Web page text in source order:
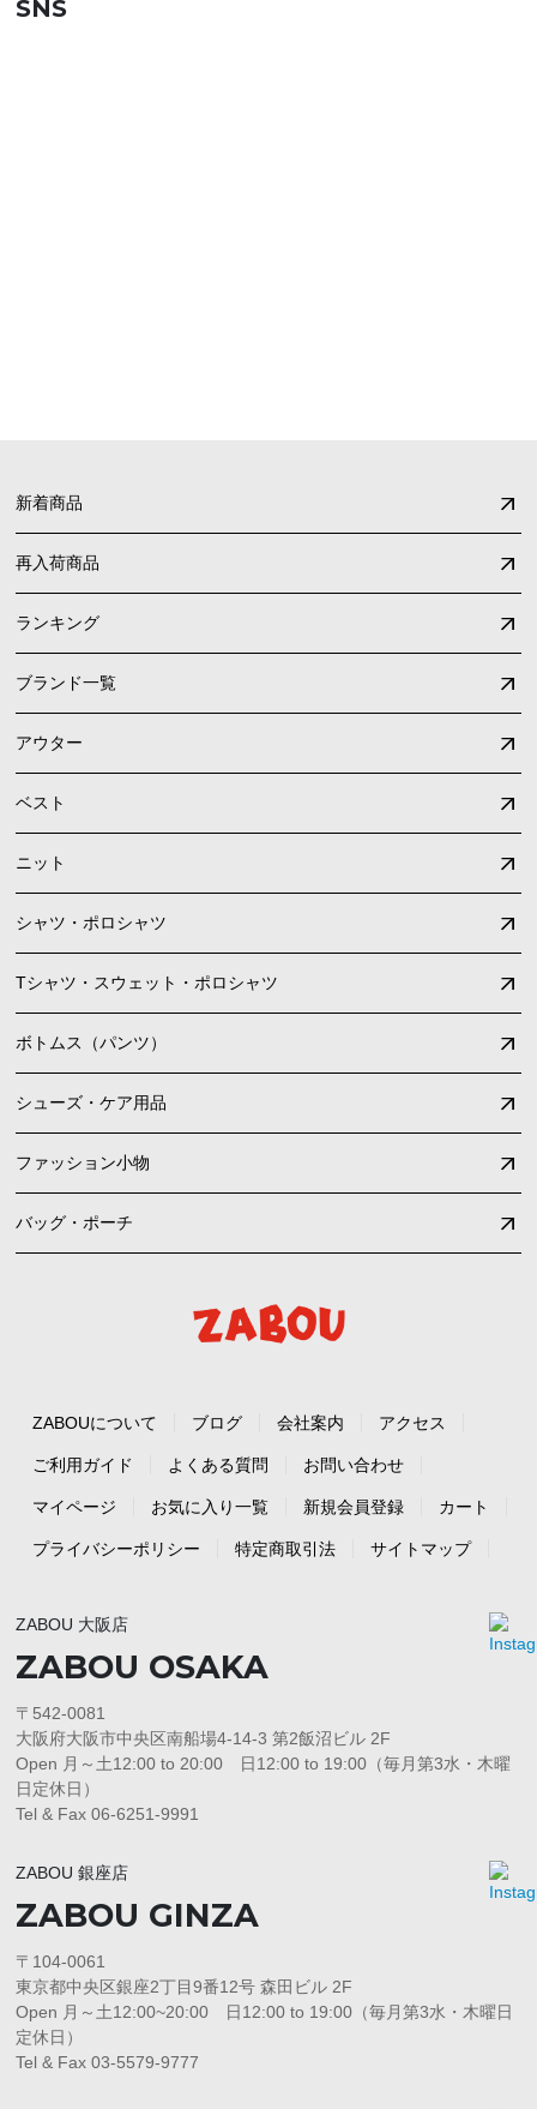
SNS
新着商品
再入荷商品
ランキング
ブランド一覧
アウター
ベスト
ニット
シャツ・ポロシャツ
Tシャツ・スウェット・ポロシャツ
ボトムス（パンツ）
シューズ・ケア用品
ファッション小物
バッグ・ポーチ
ZABOUについて ブログ 会社案内 アクセス
ご利用ガイド よくある質問 お問い合わせ
マイページ お気に入り一覧 新規会員登録 カート
プライバシーポリシー 特定商取引法 サイトマップ
ZABOU 大阪店
ZABOU OSAKA
〒542-0081
大阪府大阪市中央区南船場4-14-3 第2飯沼ビル 2F
Open 月～土12:00 to 20:00 日12:00 to 19:00（毎月第3水・木曜
日定休日）
Tel & Fax 06-6251-9991
ZABOU 銀座店
ZABOU GINZA
〒104-0061
東京都中央区銀座2丁目9番12号 森田ビル 2F
Open 月～土12:00~20:00 日12:00 to 19:00（毎月第3水・木曜日
定休日）
Tel & Fax 03-5579-9777